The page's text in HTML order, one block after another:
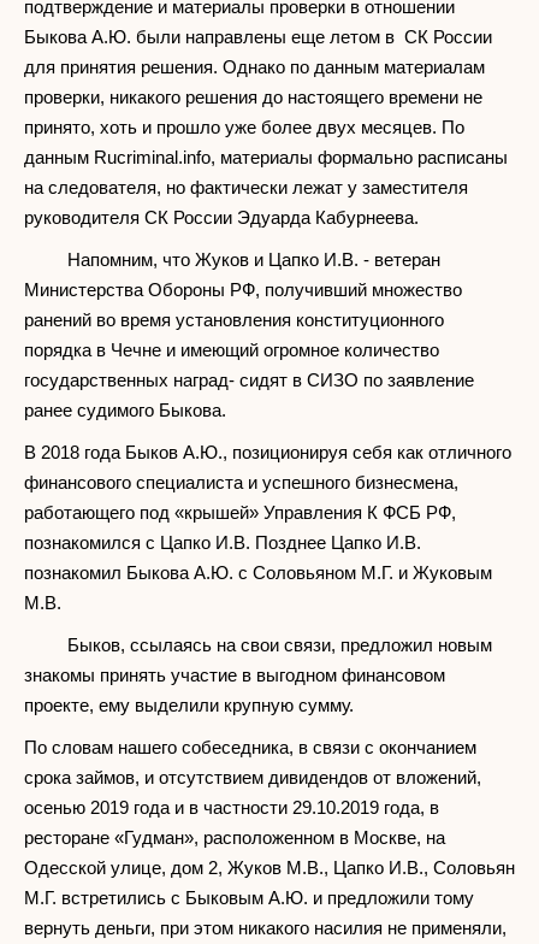
подтверждение и материалы проверки в отношении
Быкова А.Ю. были направлены еще летом в СК России
для принятия решения. Однако по данным материалам
проверки, никакого решения до настоящего времени не
принято, хоть и прошло уже более двух месяцев. По
данным Rucriminal.info, материалы формально расписаны
на следователя, но фактически лежат у заместителя
руководителя СК России Эдуарда Кабурнеева.
Напомним, что Жуков и Цапко И.В. - ветеран
Министерства Обороны РФ, получивший множество
ранений во время установления конституционного
порядка в Чечне и имеющий огромное количество
государственных наград- сидят в СИЗО по заявление
ранее судимого Быкова.
В 2018 года Быков А.Ю., позиционируя себя как отличного
финансового специалиста и успешного бизнесмена,
работающего под «крышей» Управления К ФСБ РФ,
познакомился с Цапко И.В. Позднее Цапко И.В.
познакомил Быкова А.Ю. с Соловьяном М.Г. и Жуковым
М.В.
Быков, ссылаясь на свои связи, предложил новым
знакомы принять участие в выгодном финансовом
проекте, ему выделили крупную сумму.
По словам нашего собеседника, в связи с окончанием
срока займов, и отсутствием дивидендов от вложений,
осенью 2019 года и в частности 29.10.2019 года, в
ресторане «Гудман», расположенном в Москве, на
Одесской улице, дом 2, Жуков М.В., Цапко И.В., Соловьян
М.Г. встретились с Быковым А.Ю. и предложили тому
вернуть деньги, при этом никакого насилия не применяли,